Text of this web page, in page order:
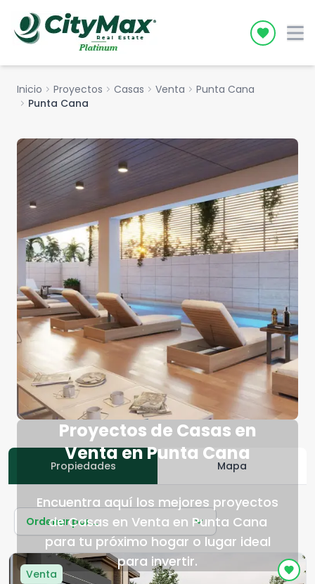
Icon
Inicio chevron_right Proyectos chevron_right Casas chevron_right Venta chevron_right Punta Cana
chevron_right Punta Cana
Proyectos de Casas en
Venta en Punta Cana
Encuentra aquí los mejores proyectos
de Casas en Venta en Punta Cana
para tu próximo hogar o lugar ideal
para invertir.
Propiedades Mapa
Ordenar por...
Venta